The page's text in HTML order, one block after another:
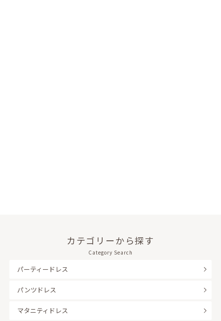
カテゴリーから探す
Category Search
パーティードレス
パンツドレス
マタニティドレス